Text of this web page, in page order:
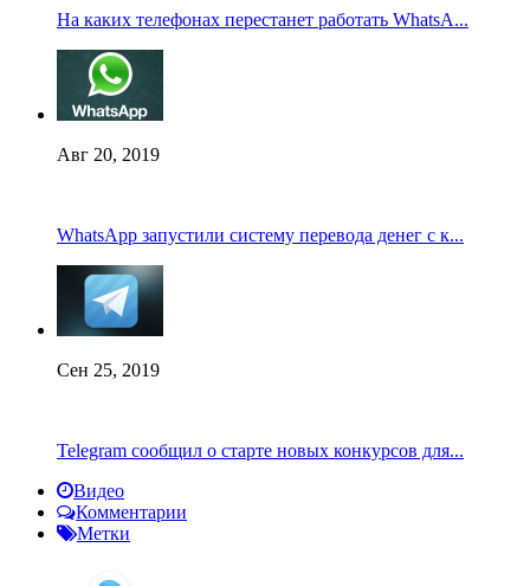
На каких телефонах перестанет работать WhatsA...
Авг 20, 2019
WhatsApp запустили систему перевода денег с к...
Сен 25, 2019
Telegram сообщил о старте новых конкурсов для...
Видео
Комментарии
Метки